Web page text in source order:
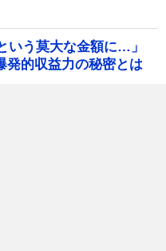
いう莫大な金額に…」
発的収益力の秘密とは